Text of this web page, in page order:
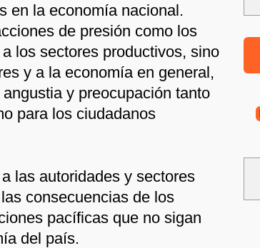
en la economía nacional.
de presión como los
los sectores productivos, sino
y a la economía en general,
y preocupación tanto
para los ciudadanos
las autoridades y sectores
consecuencias de los
pacíficas que no sigan
del país.